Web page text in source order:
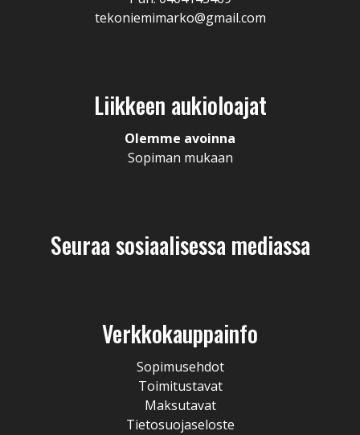
tekoniemimarko@gmail.com
Liikkeen aukioloajat
Olemme avoinna
Sopiman mukaan
Seuraa sosiaalisessa mediassa
Verkkokauppainfo
Sopimusehdot
Toimitustavat
Maksutavat
Tietosuojaseloste